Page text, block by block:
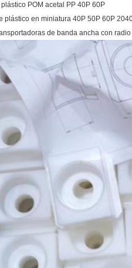
POM acetal PP 40P 60P
plástico en miniatura 40P 50P 60P
de banda ancha con radio